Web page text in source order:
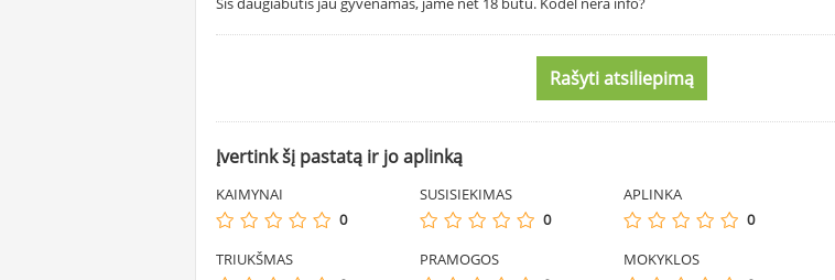
Rašyti atsiliepimą
Įvertink šį pastatą ir jo aplinką
KAIMYNAI
0
SUSISIEKIMAS
0
APLINKA
0
TRIUKŠMAS
PRAMOGOS
MOKYKLOS